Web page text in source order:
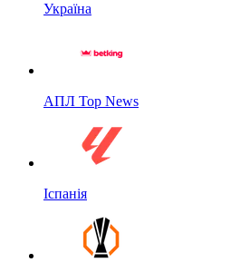
Україна
АПЛ Top News
Іспанія